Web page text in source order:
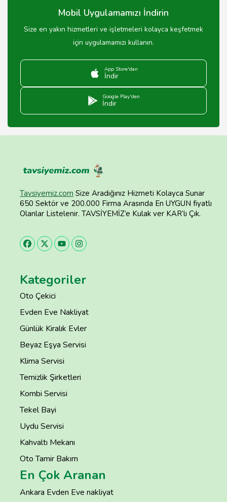
Mobil Uygulamamızı İndirin
Size en yakın hizmetleri ve işletmeleri kolayca keşfetmek
için uygulamamızı kullanın.
App Store'dan
İndir
Google Play'den
İndir
Tavsiyemiz.com Size Aradığınız Hizmeti Kolayca Sunar
650 Sektör ve 200.000 Firma Arasında En UYGUN fiyatlı
Olanlar Listelenir. TAVSİYEMİZ’e Kulak ver KAR’lı Çık.
Kategoriler
Oto Çekici
Evden Eve Nakliyat
Günlük Kiralık Evler
Beyaz Eşya Servisi
Klima Servisi
Temizlik Şirketleri
Kombi Servisi
Tekel Bayi
Uydu Servisi
Kahvaltı Mekanı
Oto Tamir Bakım
En Çok Aranan
Ankara Evden Eve nakliyat